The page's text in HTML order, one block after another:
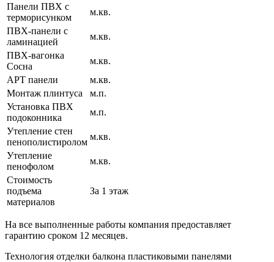
Панели ПВХ с
терморисунком
м.кв.
ПВХ-панели с
ламинацией
м.кв.
ПВХ-вагонка
Сосна
м.кв.
АРТ панели
м.кв.
Монтаж плинтуса
м.п.
Установка ПВХ
подоконника
м.п.
Утепление стен
пенополистиролом
м.кв.
Утепление
пенофолом
м.кв.
Стоимость
подъема
материалов
За 1 этаж
На все выполненные работы компания предоставляет
гарантию сроком 12 месяцев.
Технология отделки балкона пластиковыми панелями